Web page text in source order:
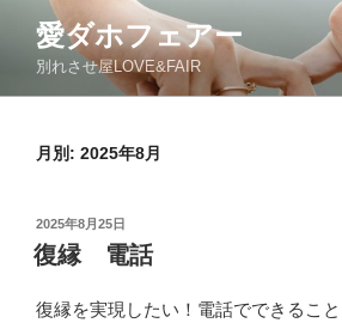
ン
愛ダホフェアー
別れさせ屋LOVE&FAIR
月別: 2025年8月
投
稿
日:
2025年8月25日
復縁 電話
復縁を実現したい！電話でできること